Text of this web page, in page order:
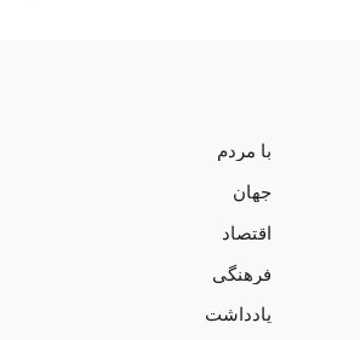
با مردم
جهان
اقتصاد
فرهنگی
یادداشت